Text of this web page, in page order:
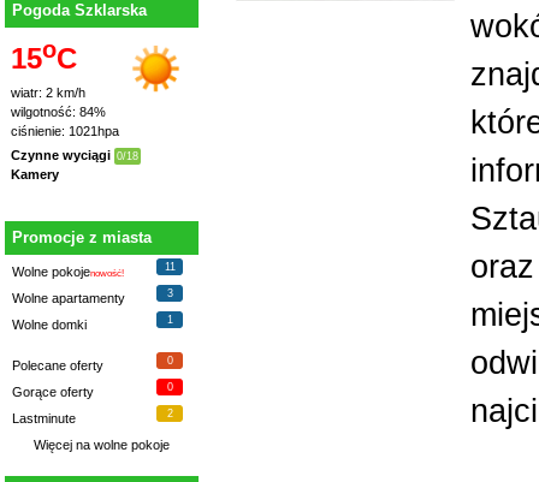
Pogoda Szklarska
15oC
wiatr: 2 km/h
wilgotność: 84%
ciśnienie: 1021hpa
Czynne wyciągi 0/18
Kamery
Promocje z miasta
Wolne pokojenowość!
11
Wolne apartamenty 3
Wolne domki 1
Polecane oferty 0
Gorące oferty 0
Lastminute 2
Więcej na wolne pokoje